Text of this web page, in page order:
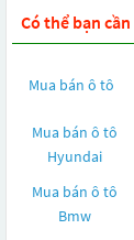
Có thể bạn cần
Mua bán ô tô
Mua bán ô tô
Hyundai
Mua bán ô tô
Bmw